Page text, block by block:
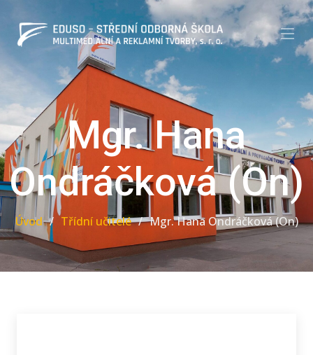
Mgr. Hana
Ondráčková (On)
Úvod Třídní učitelé Mgr. Hana Ondráčková (On)